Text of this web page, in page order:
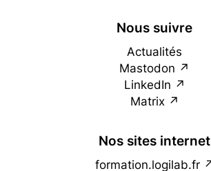
Nous suivre
Actualités
Mastodon
LinkedIn
Matrix
Nos sites internet
formation.logilab.fr